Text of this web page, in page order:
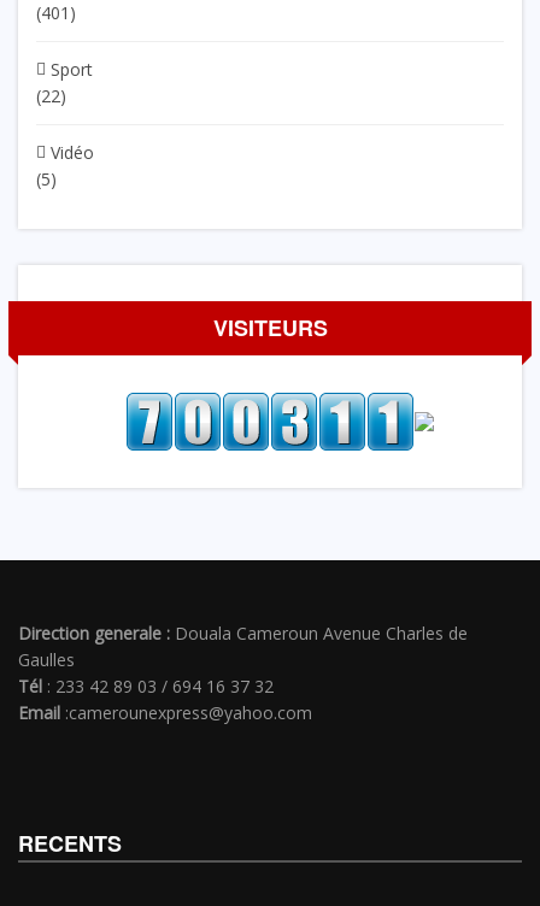
(401)
Sport
(22)
Vidéo
(5)
VISITEURS
Direction generale : Douala Cameroun Avenue Charles de
Gaulles
Tél : 233 42 89 03 / 694 16 37 32
Email :camerounexpress@yahoo.com
RECENTS